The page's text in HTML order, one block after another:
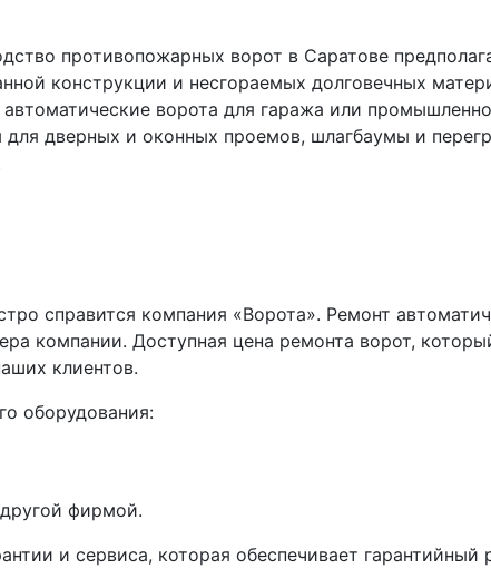
противопожарных ворот в Саратове
конструкции и несгораемых долговечных
автоматические ворота для гаража или
для дверных и оконных проемов, шлагбаумы и
справится компания «Ворота». Ремонт
компании. Доступная цена ремонта ворот,
клиентов.
оборудования:
фирмой.
и сервиса, которая обеспечивает гарантийный